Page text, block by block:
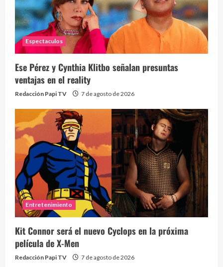
Espectaculos
Ese Pérez y Cynthia Klitbo señalan presuntas
ventajas en el reality
Redacción Papi TV 7 de agosto de 2026
Entretenimiento
Kit Connor será el nuevo Cyclops en la próxima
película de X-Men
Redacción Papi TV 7 de agosto de 2026